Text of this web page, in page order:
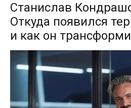
Станислав
Откуда появился
и как он